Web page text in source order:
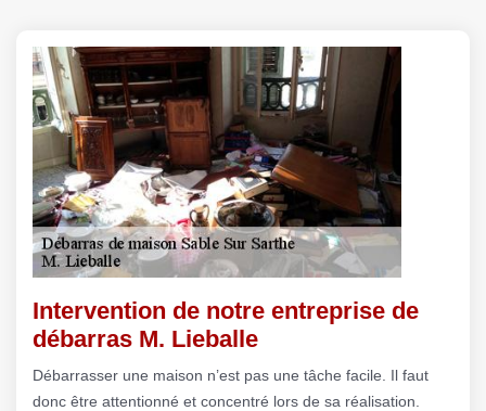
Intervention de notre entreprise de
débarras M. Lieballe
Débarrasser une maison n’est pas une tâche facile. Il faut
donc être attentionné et concentré lors de sa réalisation.